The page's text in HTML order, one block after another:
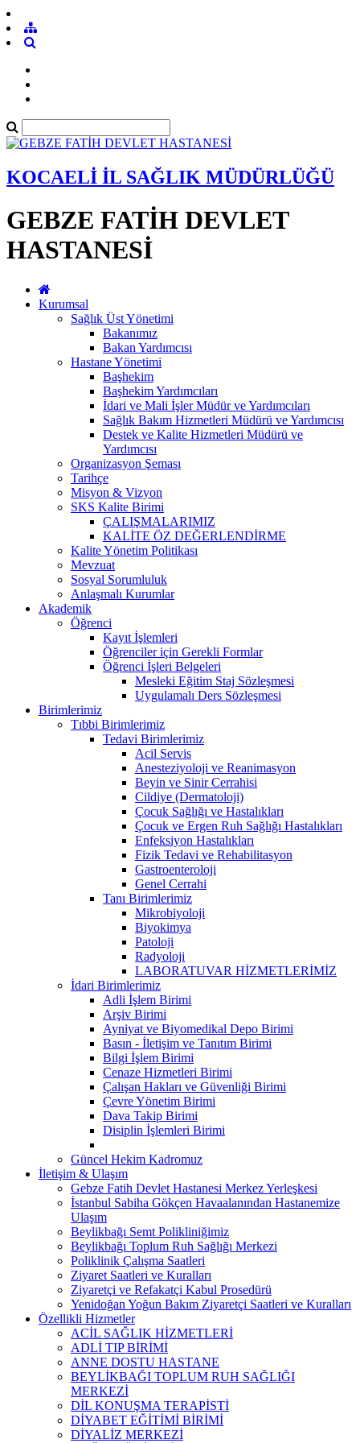
KOCAELİ İL SAĞLIK MÜDÜRLÜĞÜ
GEBZE FATİH DEVLET
HASTANESİ
Kurumsal
Sağlık Üst Yönetimi
Bakanımız
Bakan Yardımcısı
Hastane Yönetimi
Başhekim
Başhekim Yardımcıları
İdari ve Mali İşler Müdür ve Yardımcıları
Sağlık Bakım Hizmetleri Müdürü ve Yardımcısı
Destek ve Kalite Hizmetleri Müdürü ve
Yardımcısı
Organizasyon Şeması
Tarihçe
Misyon & Vizyon
SKS Kalite Birimi
ÇALIŞMALARIMIZ
KALİTE ÖZ DEĞERLENDİRME
Kalite Yönetim Politikası
Mevzuat
Sosyal Sorumluluk
Anlaşmalı Kurumlar
Akademik
Öğrenci
Kayıt İşlemleri
Öğrenciler için Gerekli Formlar
Öğrenci İşleri Belgeleri
Mesleki Eğitim Staj Sözleşmesi
Uygulamalı Ders Sözleşmesi
Birimlerimiz
Tıbbi Birimlerimiz
Tedavi Birimlerimiz
Acil Servis
Anesteziyoloji ve Reanimasyon
Beyin ve Sinir Cerrahisi
Cildiye (Dermatoloji)
Çocuk Sağlığı ve Hastalıkları
Çocuk ve Ergen Ruh Sağlığı Hastalıkları
Enfeksiyon Hastalıkları
Fizik Tedavi ve Rehabilitasyon
Gastroenteroloji
Genel Cerrahi
Tanı Birimlerimiz
Mikrobiyoloji
Biyokimya
Patoloji
Radyoloji
LABORATUVAR HİZMETLERİMİZ
İdari Birimlerimiz
Adli İşlem Birimi
Arşiv Birimi
Ayniyat ve Biyomedikal Depo Birimi
Basın - İletişim ve Tanıtım Birimi
Bilgi İşlem Birimi
Cenaze Hizmetleri Birimi
Çalışan Hakları ve Güvenliği Birimi
Çevre Yönetim Birimi
Dava Takip Birimi
Disiplin İşlemleri Birimi
Güncel Hekim Kadromuz
İletişim & Ulaşım
Gebze Fatih Devlet Hastanesi Merkez Yerleşkesi
İstanbul Sabiha Gökçen Havaalanından Hastanemize
Ulaşım
Beylikbağı Semt Polikliniğimiz
Beylikbağı Toplum Ruh Sağlığı Merkezi
Poliklinik Çalışma Saatleri
Ziyaret Saatleri ve Kuralları
Ziyaretçi ve Refakatçi Kabul Prosedürü
Yenidoğan Yoğun Bakım Ziyaretçi Saatleri ve Kuralları
Özellikli Hizmetler
ACİL SAĞLIK HİZMETLERİ
ADLİ TIP BİRİMİ
ANNE DOSTU HASTANE
BEYLİKBAĞI TOPLUM RUH SAĞLIĞI
MERKEZİ
DİL KONUŞMA TERAPİSTİ
DİYABET EĞİTİMİ BİRİMİ
DİYALİZ MERKEZİ